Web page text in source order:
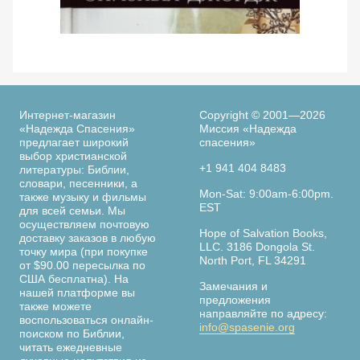
Страница
книги
Интернет-магазин
«Надежда Спасения»
предлагает широкий
выбор христианской
литературы: Библии,
словари, песенники, а
также музыку и фильмы
для всей семьи. Мы
осуществляем почтовую
доставку заказов в любую
точку мира (при покупке
от $90.00 пересылка по
США бесплатна). На
нашей платформе вы
также можете
воспользоваться онлайн-
поиском по Библии,
читать ежедневные
Copyright © 2001—2026
Миссия «Надежда
спасения»
+1 941 404 8483
Mon-Sat: 9:00am-6:00pm.
EST
Hope of Salvation Books,
LLC. 3186 Dongola St.
North Port, FL 34291
Замечания и
предложения
направляйте по адресу:
info@spasenie.org